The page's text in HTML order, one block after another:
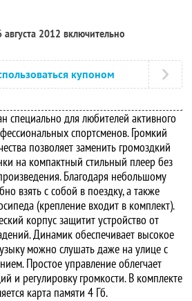
2012 включительно
купоном
специально для любителей активного
спортсменов. Громкий
позволяет заменить громоздкий
на компактный стильный плеер без
Благодаря небольшому
взять с собой в поездку, а также
(крепление входит в комплект).
корпус защитит устройство от
Динамик обеспечивает высокое
можно слушать даже на улице с
Простое управление облегчает
и регулировку громкости. В комплекте
карта памяти 4 Гб.